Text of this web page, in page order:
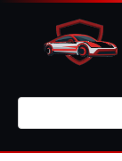
Перейти
контенту
Поиск: